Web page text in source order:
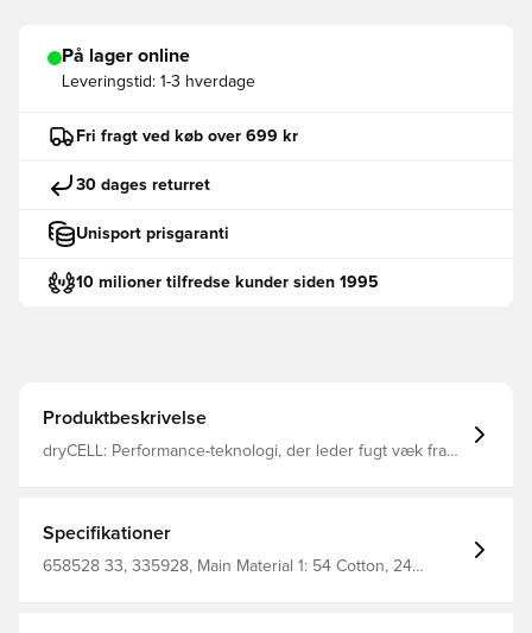
På lager online
Leveringstid: 1-3 hverdage
Fri fragt ved køb over 699 kr
30 dages returret
Unisport prisgaranti
10 milioner tilfredse kunder siden 1995
Produktbeskrivelse
dryCELL: Performance-teknologi, der leder fugt væk fra
Specifikationer
658528 33, 335928, Main Material 1: 54 Cotton, 24